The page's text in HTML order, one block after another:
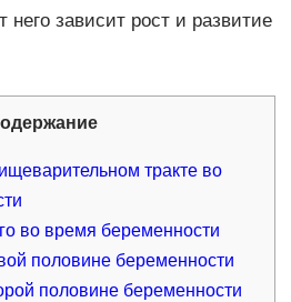
него зависит рост и развитие
тракте во
во время беременности
половине беременности
половине беременности